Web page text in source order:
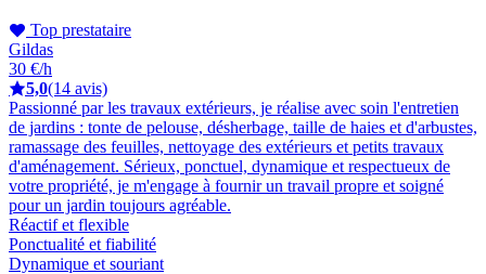
Top prestataire
Gildas
30 €/h
5,0(14 avis)
Passionné par les travaux extérieurs, je réalise avec soin l'entretien
de jardins : tonte de pelouse, désherbage, taille de haies et d'arbustes,
ramassage des feuilles, nettoyage des extérieurs et petits travaux
d'aménagement. Sérieux, ponctuel, dynamique et respectueux de
votre propriété, je m'engage à fournir un travail propre et soigné
pour un jardin toujours agréable.
Réactif et flexible
Ponctualité et fiabilité
Dynamique et souriant